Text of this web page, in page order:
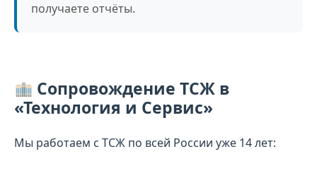
получаете отчёты.
Сопровождение ТСЖ в
«Технология и Сервис»
Мы работаем с ТСЖ по всей России уже 14 лет: